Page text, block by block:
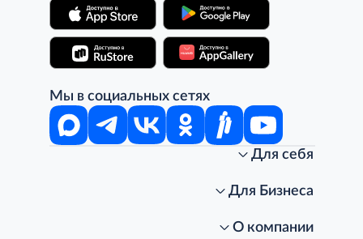
Мы в социальных сетях
Для себя
Стань клиентом METRO
Для Бизнеса
О компании